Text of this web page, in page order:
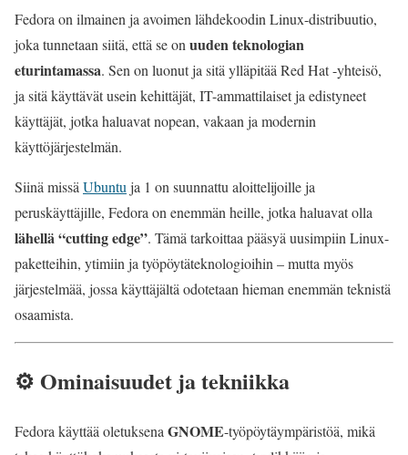
Fedora on ilmainen ja avoimen lähdekoodin Linux-distribuutio,
joka tunnetaan siitä, että se on uuden teknologian
eturintamassa. Sen on luonut ja sitä ylläpitää Red Hat -yhteisö,
ja sitä käyttävät usein kehittäjät, IT-ammattilaiset ja edistyneet
käyttäjät, jotka haluavat nopean, vakaan ja modernin
käyttöjärjestelmän.
Siinä missä Ubuntu ja 1 on suunnattu aloittelijoille ja
peruskäyttäjille, Fedora on enemmän heille, jotka haluavat olla
lähellä “cutting edge”. Tämä tarkoittaa pääsyä uusimpiin Linux-
paketteihin, ytimiin ja työpöytäteknologioihin – mutta myös
järjestelmää, jossa käyttäjältä odotetaan hieman enemmän teknistä
osaamista.
⚙️ Ominaisuudet ja tekniikka
Fedora käyttää oletuksena GNOME-työpöytäympäristöä, mikä